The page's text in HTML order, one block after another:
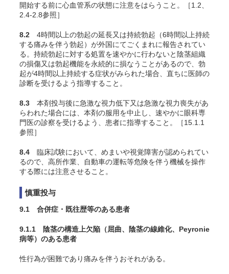
開始する前に心血管系の状態に注意をはらうこと。［1.2、
2.4-2.8参照］
8.2 4時間以上の勃起の延長又は持続勃起（6時間以上持続
する痛みを伴う勃起）が外国にてごくまれに報告されてい
る。持続勃起に対する処置を速やかに行わないと陰茎組織
の損傷又は勃起機能を永続的に損なうことがあるので、勃
起が4時間以上持続する症状がみられた場合、直ちに医師の
診断を受けるよう指導すること。
8.3 本剤投与後に急激な視力低下又は急激な視力喪失があ
らわれた場合には、本剤の服用を中止し、速やかに眼科専
門医の診察を受けるよう、患者に指導すること。［15.1.1
参照］
8.4 臨床試験において、めまいや視覚障害が認められてい
るので、高所作業、自動車の運転等危険を伴う機械を操作
する際には注意させること。
慎重投与
9.1 合併症・既往歴等のある患者
9.1.1 陰茎の構造上欠陥（屈曲、陰茎の線維化、Peyronie
病等）のある患者
性行為が困難であり痛みを伴うおそれがある。